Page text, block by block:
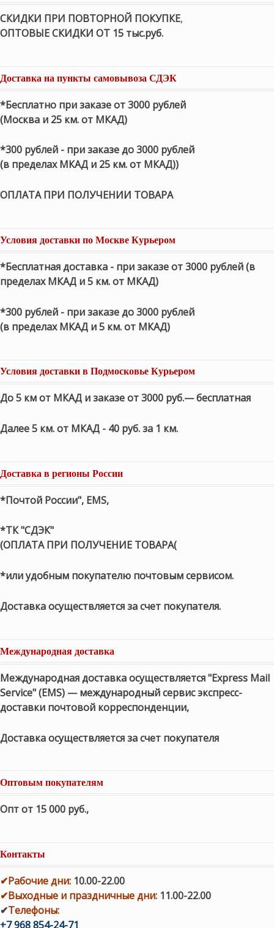
СКИДКИ ПРИ ПОВТОРНОЙ ПОКУПКЕ,
ОПТОВЫЕ СКИДКИ ОТ 15 тыс.руб.
Доставка на пункты самовывоза СДЭК
*Бесплатно при заказе от 3000 рублей
(Москва и 25 км. от МКАД)
*300 рублей - при заказе до 3000 рублей
(в пределах МКАД и 25 км. от МКАД))
ОПЛАТА ПРИ ПОЛУЧЕНИИ ТОВАРА
Условия доставки по Москве Курьером
*Бесплатная доставка - при заказе от 3000 рублей (в
пределах МКАД и 5 км. от МКАД)
*300 рублей - при заказе до 3000 рублей
(в пределах МКАД и 5 км. от МКАД)
Условия доставки в Подмосковье Курьером
До 5 км от МКАД и заказе от 3000 руб.— бесплатная
Далее 5 км. от МКАД - 40 руб. за 1 км.
Доставка в регионы России
*Почтой России", EMS,
*ТК "СДЭК"
(ОПЛАТА ПРИ ПОЛУЧЕНИЕ ТОВАРА(
*или удобным покупателю почтовым сервисом.
Доставка осуществляется за счет покупателя.
Международная доставка
Международная доставка осуществляется "Express Mail
Service" (EMS) — международный сервис экспресс-
доставки почтовой корреспонденции,
Доставка осуществляется за счет покупателя
Оптовым покупателям
Опт от 15 000 руб.,
Контакты
✔Рабочие дни: 10.00-22.00
✔Выходные и праздничные дни: 11.00-22.00
✔Телефоны:
+7 968 854-24-71